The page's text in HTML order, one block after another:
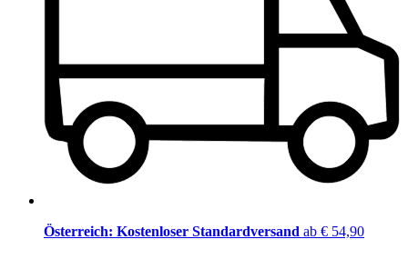
Österreich: Kostenloser Standardversand ab € 54,90